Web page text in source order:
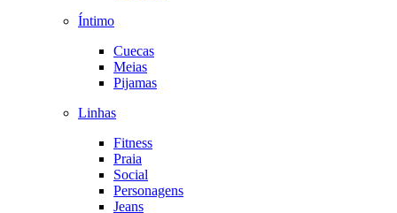
Íntimo
Cuecas
Meias
Pijamas
Linhas
Fitness
Praia
Social
Personagens
Jeans